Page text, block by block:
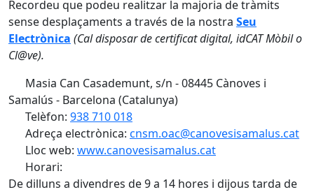
Recordeu que podeu realitzar la majoria de tràmits
sense desplaçaments a través de la nostra Seu
Electrònica (Cal disposar de certificat digital, idCAT Mòbil o
Cl@ve).
Masia Can Casademunt, s/n - 08445 Cànoves i
Samalús - Barcelona (Catalunya)
Telèfon: 938 710 018
Adreça electrònica: cnsm.oac@canovesisamalus.cat
Lloc web: www.canovesisamalus.cat
Horari:
De dilluns a divendres de 9 a 14 hores i dijous tarda de